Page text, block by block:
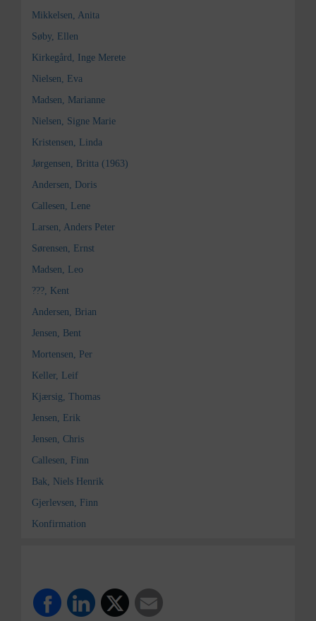
Mikkelsen, Anita
Søby, Ellen
Kirkegård, Inge Merete
Nielsen, Eva
Madsen, Marianne
Nielsen, Signe Marie
Kristensen, Linda
Jørgensen, Britta (1963)
Andersen, Doris
Callesen, Lene
Larsen, Anders Peter
Sørensen, Ernst
Madsen, Leo
???, Kent
Andersen, Brian
Jensen, Bent
Mortensen, Per
Keller, Leif
Kjærsig, Thomas
Jensen, Erik
Jensen, Chris
Callesen, Finn
Bak, Niels Henrik
Gjerlevsen, Finn
Konfirmation